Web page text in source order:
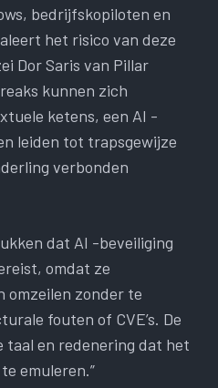
bedrijfskopiloten en
het risico van deze
Dor Saris van Pillar
kunnen zich
ketens, een AI -
leiden tot trapsgewijze
verbonden
dat AI -beveiliging
omdat ze
omzeilen zonder te
fouten of CVE’s. De
taal en redenering dat het
emuleren.”